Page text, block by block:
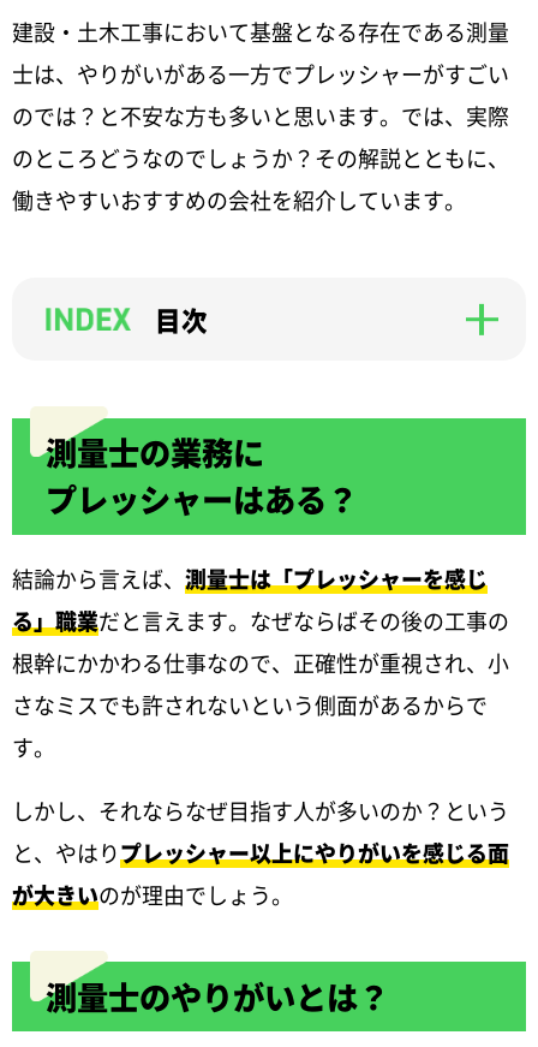
建設・土木工事において基盤となる存在である測量
士は、やりがいがある一方でプレッシャーがすごい
のでは？と不安な方も多いと思います。では、実際
のところどうなのでしょうか？その解説とともに、
働きやすいおすすめの会社を紹介しています。
目次
測量士の業務に
プレッシャーはある？
結論から言えば、 測量士は「プレッシャーを感じ
る」職業だと言えます。なぜならばその後の工事の
根幹にかかわる仕事なので、正確性が重視され、小
さなミスでも許されないという側面があるからで
す。
しかし、それならなぜ目指す人が多いのか？という
と、やはりプレッシャー以上にやりがいを感じる面
が大きいのが理由でしょう。
測量士のやりがいとは？